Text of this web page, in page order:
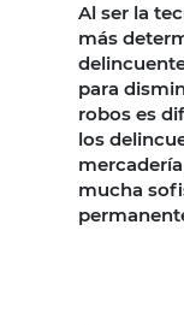
Al ser la
más
para
robos es
los
mucha